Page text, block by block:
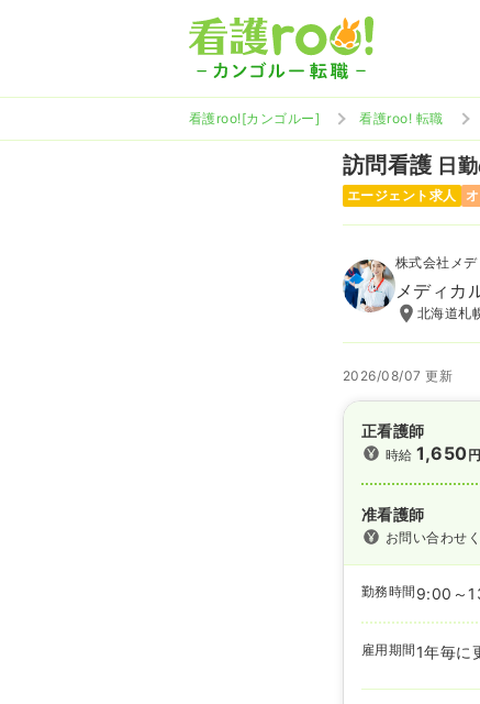
看護roo![カンゴルー] 看護roo! 転職
訪問看護 日
エージェント求人
株式会社メ
メディカ
北海道札
2026/08/07 更新
正看護師
時給1,650円
准看護師
お問い合わせ
勤務時間 9:00～
雇用期間 1年毎に